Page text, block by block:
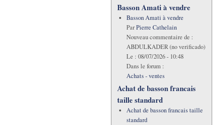
Basson Amati à vendre
Basson Amati à vendre
ParPierre Cathelain
Nouveau commentaire de :
ABDULKADER (no verificado)
Le : 08/07/2026 - 10:48
Dans le forum :
Achats - ventes
Achat de basson francais
taille standard
Achat de basson francais taille
standard